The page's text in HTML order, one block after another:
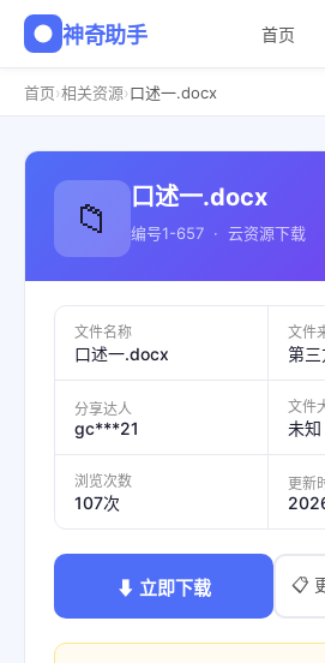
神奇助手 首页
首页›相关资源›口述一.docx
📁 口述一.docx
编号1-657 · 云资源下载
文件名称
口述一.docx
文件
第
分享达人
gc***21
文件
未知
浏览次数
107次
更新
⬇ 立即下载 📋